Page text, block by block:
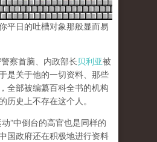
平日的吐槽对象那般显而易
察首脑、内政部长贝利亚被
是关于他的一切资料、那些
全部被编纂百科全书的机构
历史上不存在这个人。
”中倒台的高官也是同样的
国政府还在积极地进行资料